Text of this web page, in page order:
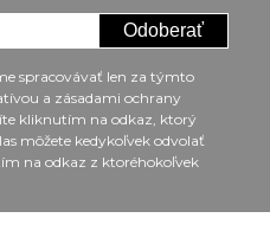
Odoberať
spracovávať len za týmto
a zásadami ochrany
kliknutím na odkaz, ktorý
môžete kedykoľvek odvolať
na odkaz z ktoréhokoľvek